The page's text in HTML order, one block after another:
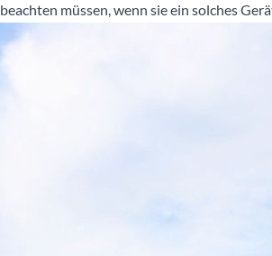
beachten müssen, wenn sie ein solches